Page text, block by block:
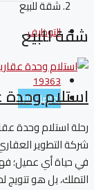
التوظيف
19363
تواصل الآن
شقة للبيع
شقة للبيع
استلام وحدة
شركة التطوير
في حياة أي عميل؛
التملك، بل هو